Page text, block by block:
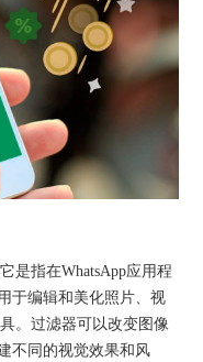
指在WhatsApp应用程
于编辑和美化照片、视
。过滤器可以改变图像
不同的视觉效果和风